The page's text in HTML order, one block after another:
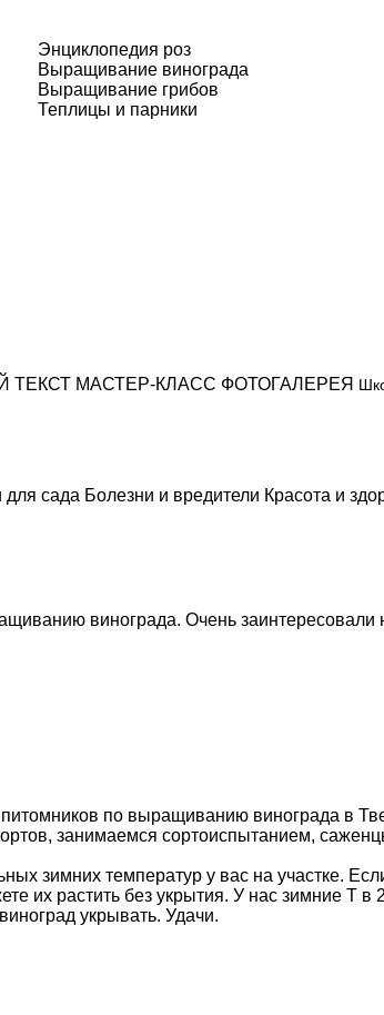
Энциклопедия роз
Выращивание винограда
Выращивание грибов
Теплицы и парники
ТЕКСТ МАСТЕР-КЛАСС ФОТОГАЛЕРЕЯ
для сада Болезни и вредители Красота и
винограда. Очень
по выращиванию винограда в
занимаемся сортоиспытанием,
зимних температур у вас на участке.
их растить без укрытия. У нас зимние Т в
укрывать. Удачи.